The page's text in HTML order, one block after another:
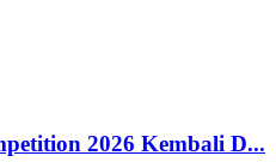
2026 Kembali D...